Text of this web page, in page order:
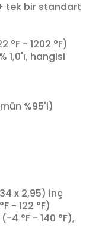
tek bir standart
°F - 1202 °F)
1,0'ı, hangisi
%95'i)
x 2,95) inç
- 122 °F)
4 °F - 140 °F),